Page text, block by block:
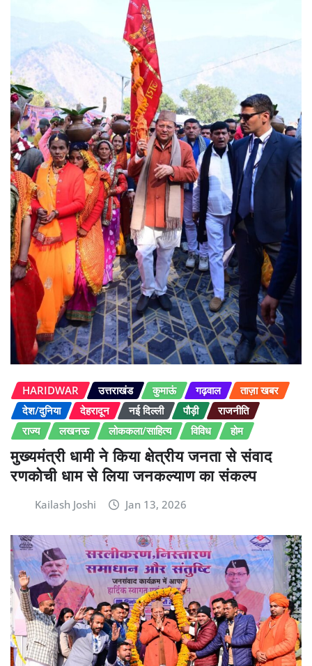
HARIDWAR उत्तराखंड कुमाऊं गढ़वाल
ताज़ा खबर
देश/दुनिया
देहरादून नई दिल्ली पौड़ी
राजनीति
राज्य
लखनऊ लोककला/साहित्य विविध होम
मुख्यमंत्री धामी ने किया क्षेत्रीय जनता से संवाद
रणकोची धाम से लिया जनकल्याण का संकल्प
Kailash Joshi Jan 13, 2026